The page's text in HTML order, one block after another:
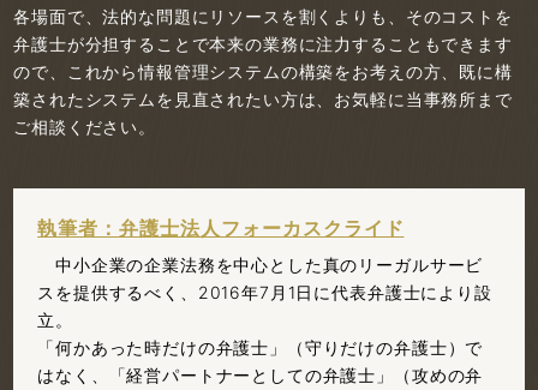
各場面で、法的な問題にリソースを割くよりも、そのコストを
弁護士が分担することで本来の業務に注力することもできます
ので、これから情報管理システムの構築をお考えの方、既に構
築されたシステムを見直されたい方は、お気軽に当事務所まで
ご相談ください。
執筆者：弁護士法人フォーカスクライド
中小企業の企業法務を中心とした真のリーガルサービ
スを提供するべく、2016年7月1日に代表弁護士により設
立。
「何かあった時だけの弁護士」（守りだけの弁護士）で
はなく、「経営パートナーとしての弁護士」（攻めの弁